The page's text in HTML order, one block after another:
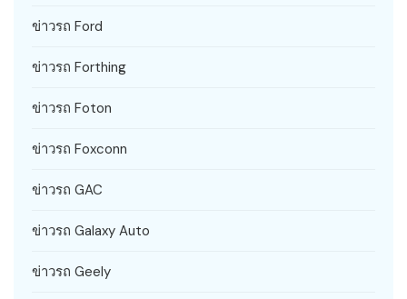
ข่าวรถ Ford
ข่าวรถ Forthing
ข่าวรถ Foton
ข่าวรถ Foxconn
ข่าวรถ GAC
ข่าวรถ Galaxy Auto
ข่าวรถ Geely